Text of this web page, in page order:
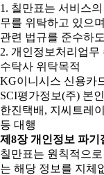
1. 칠만표는 서비스
무를 위탁하고 있으
관련 법규를 준수하
2. 개인정보처리업
수탁사 위탁목적
KG이니시스 신용카
SCI평가정보(주) 본
한진택배, 지씨트레
등 대행
제8장 개인정보 파기
칠만표는 원칙적으
는 해당 정보를 지체